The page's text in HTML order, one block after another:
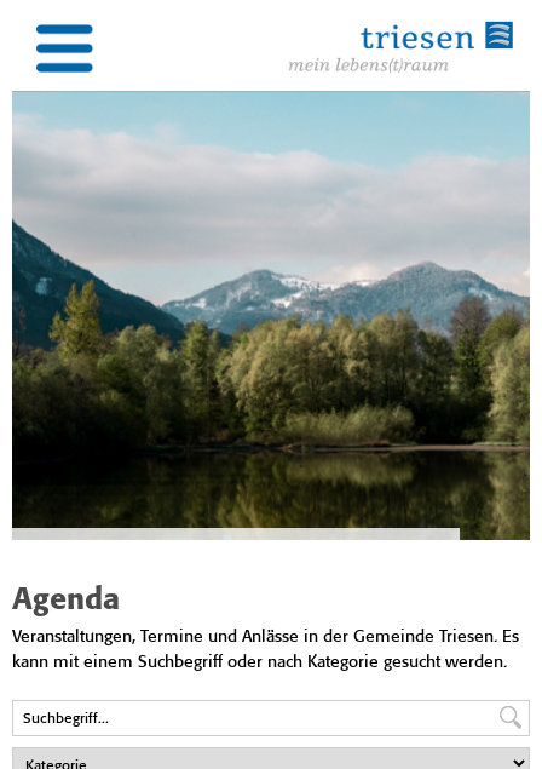
Agenda
Veranstaltungen, Termine und Anlässe in der Gemeinde Triesen. Es
kann mit einem Suchbegriff oder nach Kategorie gesucht werden.